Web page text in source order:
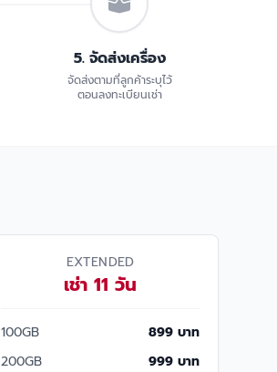
5. จัดส่งเครื่อง
จัดส่งตามที่ลูกค้าระบุไว้
ตอนลงทะเบียนเช่า
EXTENDED
เช่า 11 วัน
100GB
899 บาท
200GB
999 บาท